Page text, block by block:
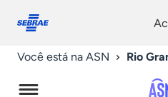
conosco
Você está na ASN Rio